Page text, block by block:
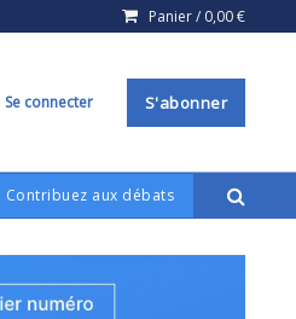
Panier / 0,00€
Se connecter S'abonner
Contribuez aux débats